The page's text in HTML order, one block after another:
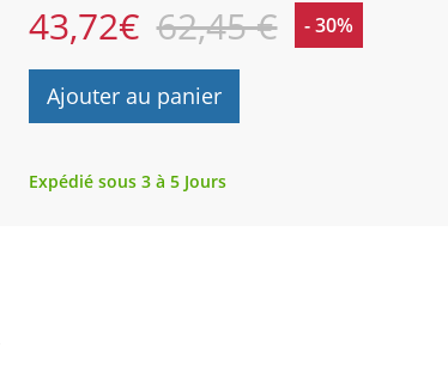
43,72€ 62,45 € - 30%
Ajouter au panier
Expédié sous 3 à 5 Jours